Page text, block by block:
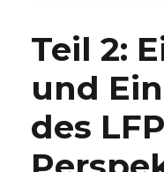
Teil 2:
und
des